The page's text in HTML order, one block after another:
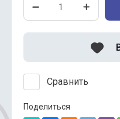
Сравнить
Поделиться